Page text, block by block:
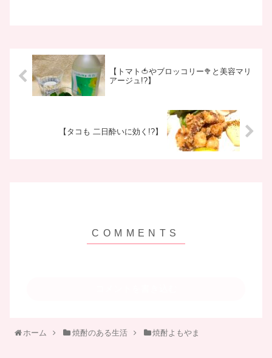
【トマト🍅やブロッコリー🥦と美容マリ
アージュ!?】
【タコも 二日酔いに効く!?】
ホーム 焼酎のある生活 焼酎よもやま